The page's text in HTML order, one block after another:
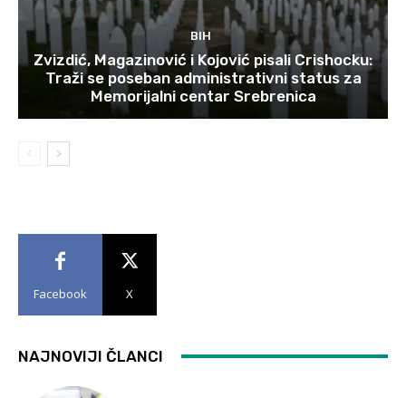
BIH
Zvizdić, Magazinović i Kojović pisali Crishocku:
Traži se poseban administrativni status za
Memorijalni centar Srebrenica
Facebook X
NAJNOVIJI ČLANCI